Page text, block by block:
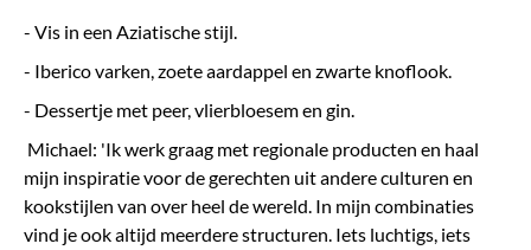
- Vis in een Aziatische stijl.
- Iberico varken, zoete aardappel en zwarte knoflook.
- Dessertje met peer, vlierbloesem en gin.
Michael: 'Ik werk graag met regionale producten en haal
mijn inspiratie voor de gerechten uit andere culturen en
kookstijlen van over heel de wereld. In mijn combinaties
vind je ook altijd meerdere structuren. Iets luchtigs, iets